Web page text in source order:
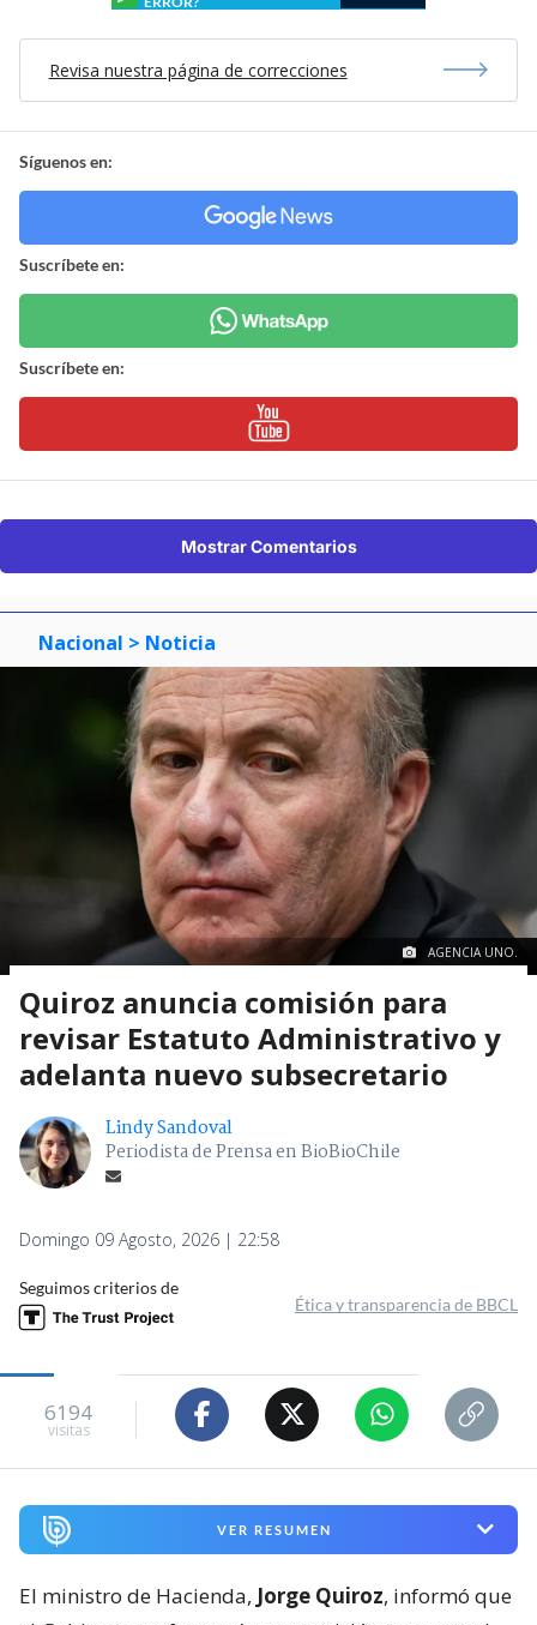
Revisa nuestra página de correcciones
Síguenos en:
Suscríbete en:
Suscríbete en:
Mostrar Comentarios
Nacional > Noticia
AGENCIA UNO.
Quiroz anuncia comisión para
revisar Estatuto Administrativo y
adelanta nuevo subsecretario
Lindy Sandoval
Periodista de Prensa en BioBioChile
Domingo 09 Agosto, 2026 | 22:58
Seguimos criterios de
Ética y transparencia de BBCL
6194
visitas
VER RESUMEN
El ministro de Hacienda, Jorge Quiroz, informó que